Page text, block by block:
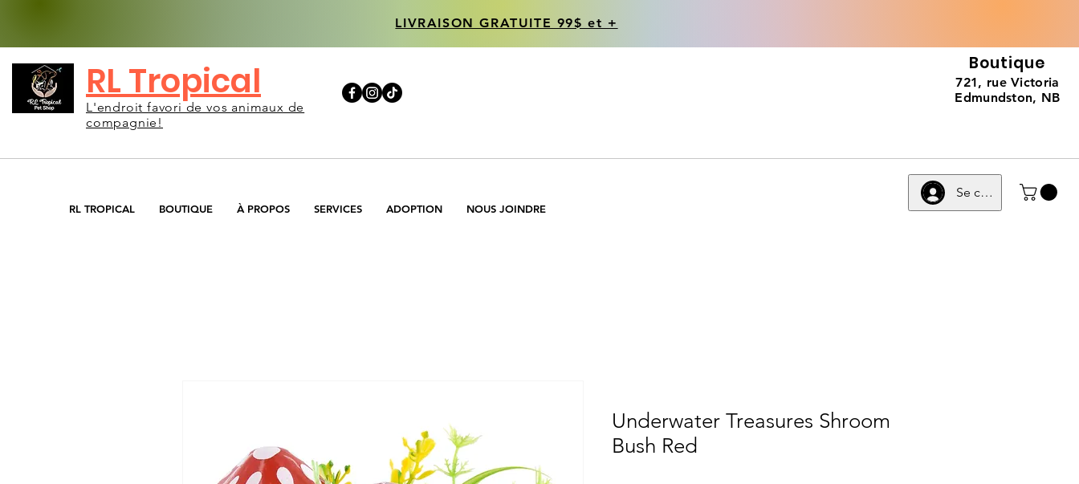
LIVRAISON GRATUITE 99$ et +
RL Tropical
L'endroit favori de vos animaux de
compagnie!
Boutique
721, rue Victoria
Edmundston, NB
LIVRAISON GRATUITE 99$ et +
RL TROPICAL BOUTIQUE À PROPOS SERVICES ADOPTION NOUS JOINDRE
Se connecter
Underwater Treasures Shroom
Bush Red